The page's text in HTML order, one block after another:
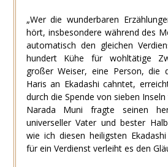
„Wer die wunderbaren
hört, insbesondere während des
automatisch den gleichen
hundert Kühe für wohltätige
großer Weiser, eine Person, die
Haris an Ekadashi cahntet,
durch die Spende von sieben Inseln
Narada Muni fragte seinen
universeller Vater und bester
wie ich diesen heiligsten
für ein Verdienst verleiht es den